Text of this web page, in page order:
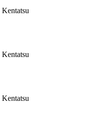
Kentatsu
Kentatsu
Kentatsu